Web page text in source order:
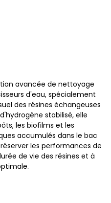
avancée de nettoyage
d'eau, spécialement
des résines échangeuses
stabilisé, elle
les biofilms et les
accumulés dans le bac
les performances de
de vie des résines et à